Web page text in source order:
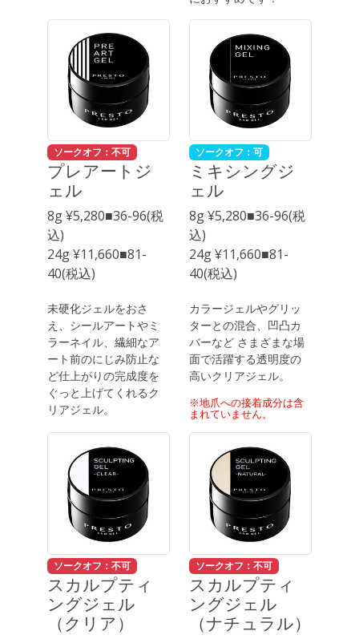
ソークオフ：不可
プレアートジ
ェル
8g ¥5,280■36-96(税
込)
24g ¥11,660■81-
40(税込)
未硬化ジェルをおさ
え、シールアートやミ
ラーネイル、繊細なア
ート前のにじみ防止な
ど仕上がりの完成度を
ぐっと上げてくれるク
リアジェル。
ソークオフ：可
ミキシングジ
ェル
8g ¥5,280■36-96(税
込)
24g ¥11,660■81-
40(税込)
カラージェルやグリッ
ターとの混合、凹凸カ
バーなど さまざまな場
面で活躍する透明度の
高いクリアジェル。
※地爪への接着成分は含
まれていません。
ソークオフ：不可
スカルプティ
ングジェル
（クリア）
ソークオフ：不可
スカルプティ
ングジェル
（ナチュラル）